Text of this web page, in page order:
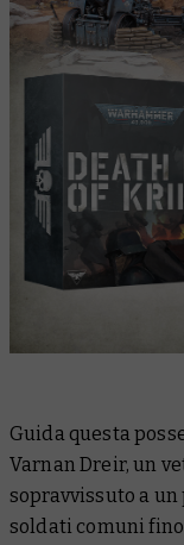
Guida questa
Varnan Dreir, un
sopravvissuto a
soldati comuni